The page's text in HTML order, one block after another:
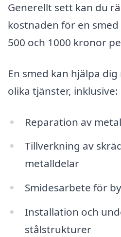
Generellt sett kan du
kostnaden för en
500 och 1000 kronor
En smed kan hjälpa
olika tjänster, inklusive:
Reparation av
Tillverkning av
metalldelar
Smidesarbete för
Installation och
stålstrukturer